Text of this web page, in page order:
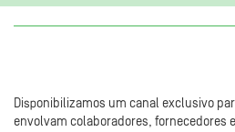
Disponibilizamos um canal exclusivo
envolvam colaboradores, fornecedores